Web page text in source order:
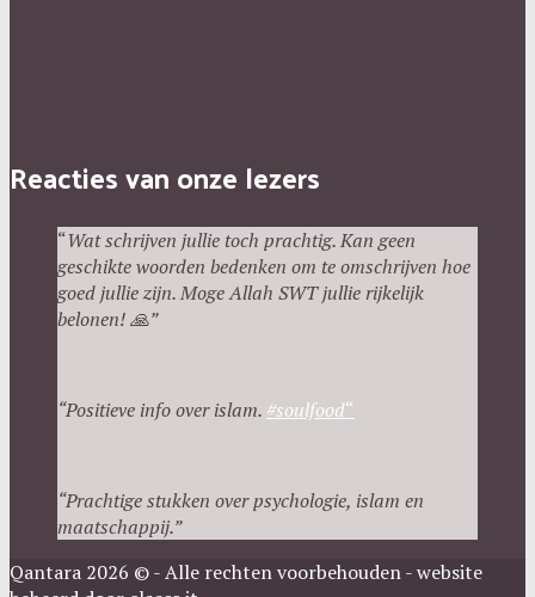
Reacties van onze lezers
“Wat schrijven jullie toch prachtig. Kan geen
geschikte woorden bedenken om te omschrijven hoe
goed jullie zijn. Moge Allah SWT jullie rijkelijk
belonen!🙏”
“Positieve info over islam. #soulfood“
“Prachtige stukken over psychologie, islam en
maatschappij.”
Qantara 2026 © - Alle rechten voorbehouden - website